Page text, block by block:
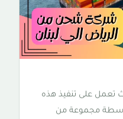
تعمل على تنفيذ هذه
مجموعة من